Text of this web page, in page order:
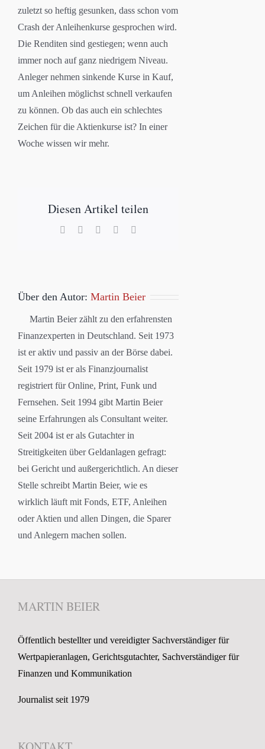
zuletzt so heftig gesunken, dass schon vom
Crash der Anleihenkurse gesprochen wird.
Die Renditen sind gestiegen; wenn auch
immer noch auf ganz niedrigem Niveau.
Anleger nehmen sinkende Kurse in Kauf,
um Anleihen möglichst schnell verkaufen
zu können. Ob das auch ein schlechtes
Zeichen für die Aktienkurse ist? In einer
Woche wissen wir mehr.
Diesen Artikel teilen
Facebook LinkedInWhatsApp
Über den Autor: Martin Beier
Martin Beier zählt zu den erfahrensten
Finanzexperten in Deutschland. Seit 1973
ist er aktiv und passiv an der Börse dabei.
Seit 1979 ist er als Finanzjournalist
registriert für Online, Print, Funk und
Fernsehen. Seit 1994 gibt Martin Beier
seine Erfahrungen als Consultant weiter.
Seit 2004 ist er als Gutachter in
Streitigkeiten über Geldanlagen gefragt:
bei Gericht und außergerichtlich. An dieser
Stelle schreibt Martin Beier, wie es
wirklich läuft mit Fonds, ETF, Anleihen
oder Aktien und allen Dingen, die Sparer
und Anlegern machen sollen.
MARTIN BEIER
Öffentlich bestellter und vereidigter Sachverständiger für
Wertpapieranlagen, Gerichtsgutachter, Sachverständiger für
Finanzen und Kommunikation
Journalist seit 1979